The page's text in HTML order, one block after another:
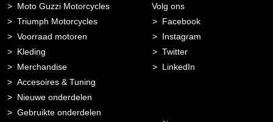
Moto Guzzi Motorcycles
Triumph Motorcycles
Voorraad motoren
Kleding
Merchandise
Accesoires & Tuning
Nieuwe onderdelen
Gebruikte onderdelen
Volg ons
Facebook
Instagram
Twitter
LinkedIn